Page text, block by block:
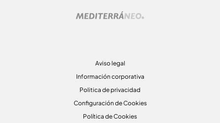
Aviso legal
Información corporativa
Politica de privacidad
Configuración de Cookies
Política de Cookies